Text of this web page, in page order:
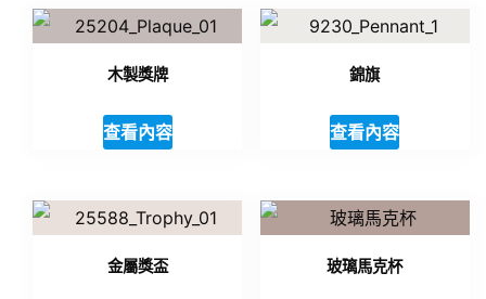
木製獎牌
查看內容
錦旗
查看內容
金屬獎盃 玻璃馬克杯